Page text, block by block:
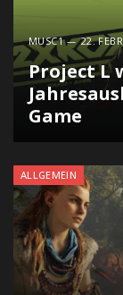
MUSC1 22.
Project L
Game
ALLGEMEIN